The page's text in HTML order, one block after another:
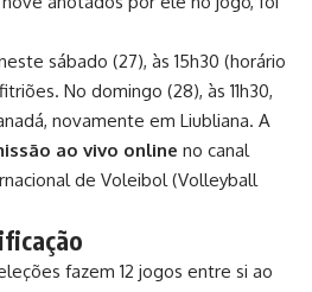
sábado (27), às 15h30 (horário
No domingo (28), às 11h30,
novamente em Liubliana. A
ao vivo online no canal
de Voleibol (Volleyball
fazem 12 jogos entre si ao